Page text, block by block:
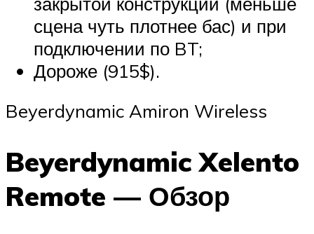
сцена чуть плотнее бас) и при
подключении по BT;
Дороже (915$).
Beyerdynamic Amiron Wireless
Beyerdynamic Xelento
Remote — Обзор